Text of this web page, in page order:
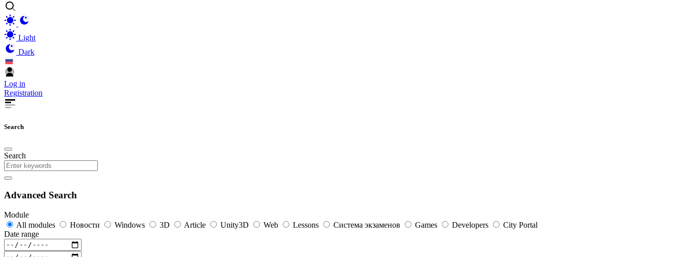
Light
Dark
Log in
Registration
Search
Search
Advanced Search
Module
All modules
Новости Windows 3D Article Unity3D Web Lessons Система экзаменов Games Developers
City Portal
Date range